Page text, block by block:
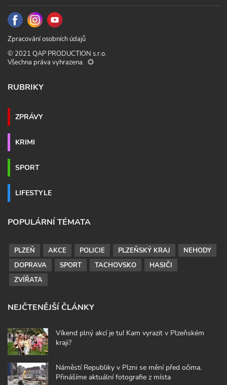
Zpracování osobních údajů
© 2021 QAP PRODUCTION s.r.o.
Všechna práva vyhrazena.
RUBRIKY
ZPRÁVY
KRIMI
SPORT
LIFESTYLE
POPULÁRNÍ TÉMATA
PLZEŇ AKCE POLICIE PLZEŇSKÝ KRAJ
NEHODY
DOPRAVA
SPORT TACHOVSKO
HASIČI
ZVÍŘATA
NEJČTENĚJŠÍ ČLÁNKY
Víkend plný akcí je tu! Kam vyrazit v Plzeňském
kraji?
Náměstí Republiky v Plzni se mění před očima.
Přinášíme aktuální fotografie z místa